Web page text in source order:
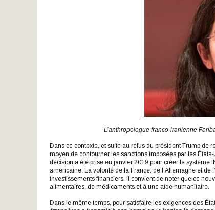
L’anthropologue franco-iranienne
Dans ce contexte, et suite au refus du président Trump de
moyen de contourner les sanctions imposées par les
décision a été prise en janvier 2019 pour créer le système
américaine. La volonté de la France, de l’Allemagne et de
investissements financiers. Il convient de noter que ce
alimentaires, de médicaments et à une aide humanitaire.
Dans le même temps, pour satisfaire les exigences des